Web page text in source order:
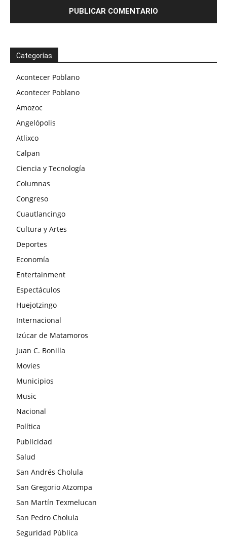
Categorías
Acontecer Poblano
Acontecer Poblano
Amozoc
Angelópolis
Atlixco
Calpan
Ciencia y Tecnología
Columnas
Congreso
Cuautlancingo
Cultura y Artes
Deportes
Economía
Entertainment
Espectáculos
Huejotzingo
Internacional
Izúcar de Matamoros
Juan C. Bonilla
Movies
Municipios
Music
Nacional
Política
Publicidad
Salud
San Andrés Cholula
San Gregorio Atzompa
San Martín Texmelucan
San Pedro Cholula
Seguridad Pública